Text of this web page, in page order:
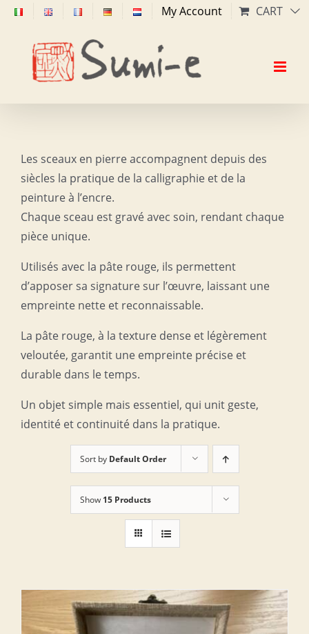
Skip
content
My Account CART
Les sceaux en pierre accompagnent depuis des
siècles la pratique de la calligraphie et de la
peinture à l’encre.
Chaque sceau est gravé avec soin, rendant chaque
pièce unique.
Utilisés avec la pâte rouge, ils permettent
d’apposer sa signature sur l’œuvre, laissant une
empreinte nette et reconnaissable.
La pâte rouge, à la texture dense et légèrement
veloutée, garantit une empreinte précise et
durable dans le temps.
Un objet simple mais essentiel, qui unit geste,
identité et continuité dans la pratique.
Sort by Default Order
Show 15 Products